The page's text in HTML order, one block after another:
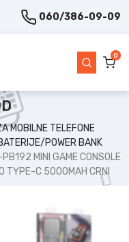
060/386-09-09
0
MOBILNE TELEFONE
POWER BANK
MINI GAME CONSOLE
TYPE-C 5000MAH CRNI